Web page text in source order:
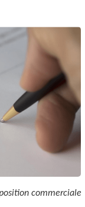
commerciale